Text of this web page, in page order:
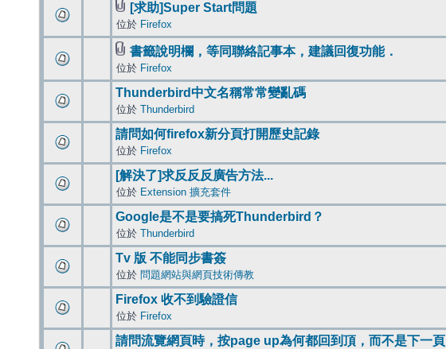
[求助]Super Start問題
位於 Firefox
書籤說明欄，等同聯絡記事本，建議回復功能．
位於 Firefox
Thunderbird中文名稱常常變亂碼
位於 Thunderbird
請問如何firefox新分頁打開歷史記錄
位於 Firefox
[解決了]求反反反廣告方法...
位於 Extension 擴充套件
Google是不是要搞死Thunderbird？
位於 Thunderbird
Tv 版 不能同步書簽
位於 問題網站與網頁技術傳教
Firefox 收不到驗證信
位於 Firefox
請問流覽網頁時，按page up為何都回到頂，而不是下一頁